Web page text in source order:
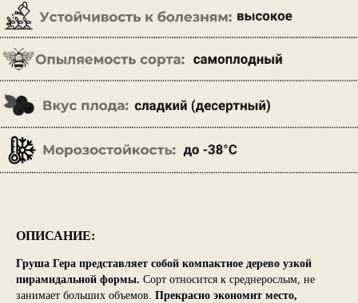
ОПИСАНИЕ:
Груша Гера представляет собой компактное дерево узкой
пирамидальной формы. Сорт относится к среднерослым, не
занимает больших объемов. Прекрасно экономит место,